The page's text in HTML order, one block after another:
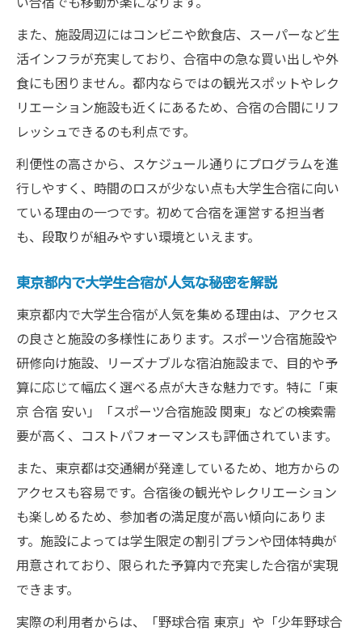
また、施設周辺にはコンビニや飲食店、スーパーなど生
活インフラが充実しており、合宿中の急な買い出しや外
食にも困りません。都内ならではの観光スポットやレク
リエーション施設も近くにあるため、合宿の合間にリフ
レッシュできるのも利点です。
利便性の高さから、スケジュール通りにプログラムを進
行しやすく、時間のロスが少ない点も大学生合宿に向い
ている理由の一つです。初めて合宿を運営する担当者
も、段取りが組みやすい環境といえます。
東京都内で大学生合宿が人気な秘密を解説
東京都内で大学生合宿が人気を集める理由は、アクセス
の良さと施設の多様性にあります。スポーツ合宿施設や
研修向け施設、リーズナブルな宿泊施設まで、目的や予
算に応じて幅広く選べる点が大きな魅力です。特に「東
京 合宿 安い」「スポーツ合宿施設 関東」などの検索需
要が高く、コストパフォーマンスも評価されています。
また、東京都は交通網が発達しているため、地方からの
アクセスも容易です。合宿後の観光やレクリエーション
も楽しめるため、参加者の満足度が高い傾向にありま
す。施設によっては学生限定の割引プランや団体特典が
用意されており、限られた予算内で充実した合宿が実現
できます。
実際の利用者からは、「野球合宿 東京」や「少年野球合